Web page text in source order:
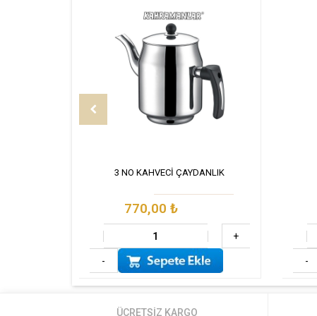
3 NO KAHVECİ ÇAYDANLIK
770,00 ₺
+
- -
ÜCRETSİZ KARGO